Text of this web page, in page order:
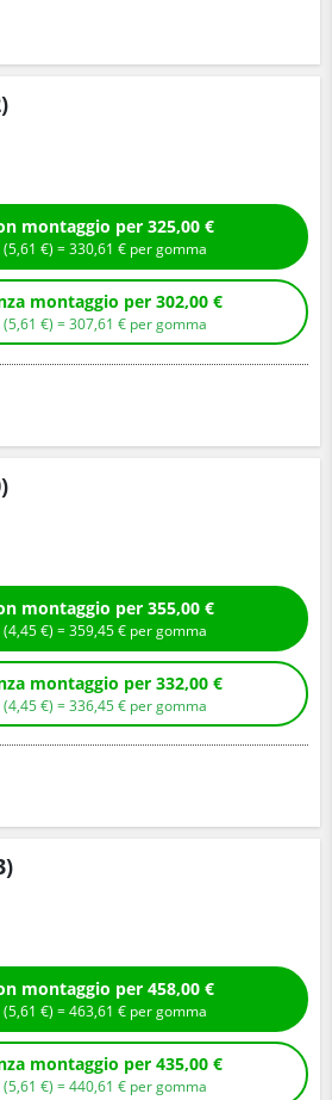
Compra con montaggio per 325,00 €
+ Ecotassa: (5,61 € ) =330,61 € per gomma
Compra senza montaggio per 302,00 €
+ Ecotassa: (5,61 € ) =307,61 € per gomma
Compra con montaggio per 355,00 €
+ Ecotassa: (4,45€ ) =359,45€ per gomma
Compra senza montaggio per 332,00 €
+ Ecotassa: (4,45€ ) =336,45€ per gomma
Compra con montaggio per 458,00 €
+ Ecotassa: (5,61 € ) =463,61 € per gomma
Compra senza montaggio per 435,00 €
+ Ecotassa: (5,61 € ) =440,61 € per gomma